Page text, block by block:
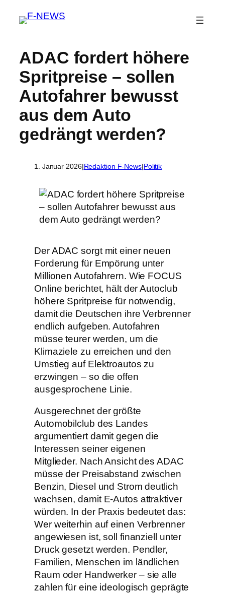
ADAC fordert höhere
Spritpreise – sollen
Autofahrer bewusst
aus dem Auto
gedrängt werden?
1. Januar 2026|Redaktion F-News|Politik
Der ADAC sorgt mit einer neuen
Forderung für Empörung unter
Millionen Autofahrern. Wie FOCUS
Online berichtet, hält der Autoclub
höhere Spritpreise für notwendig,
damit die Deutschen ihre Verbrenner
endlich aufgeben. Autofahren
müsse teurer werden, um die
Klimaziele zu erreichen und den
Umstieg auf Elektroautos zu
erzwingen – so die offen
ausgesprochene Linie.
Ausgerechnet der größte
Automobilclub des Landes
argumentiert damit gegen die
Interessen seiner eigenen
Mitglieder. Nach Ansicht des ADAC
müsse der Preisabstand zwischen
Benzin, Diesel und Strom deutlich
wachsen, damit E-Autos attraktiver
würden. In der Praxis bedeutet das:
Wer weiterhin auf einen Verbrenner
angewiesen ist, soll finanziell unter
Druck gesetzt werden. Pendler,
Familien, Menschen im ländlichen
Raum oder Handwerker – sie alle
zahlen für eine ideologisch geprägte